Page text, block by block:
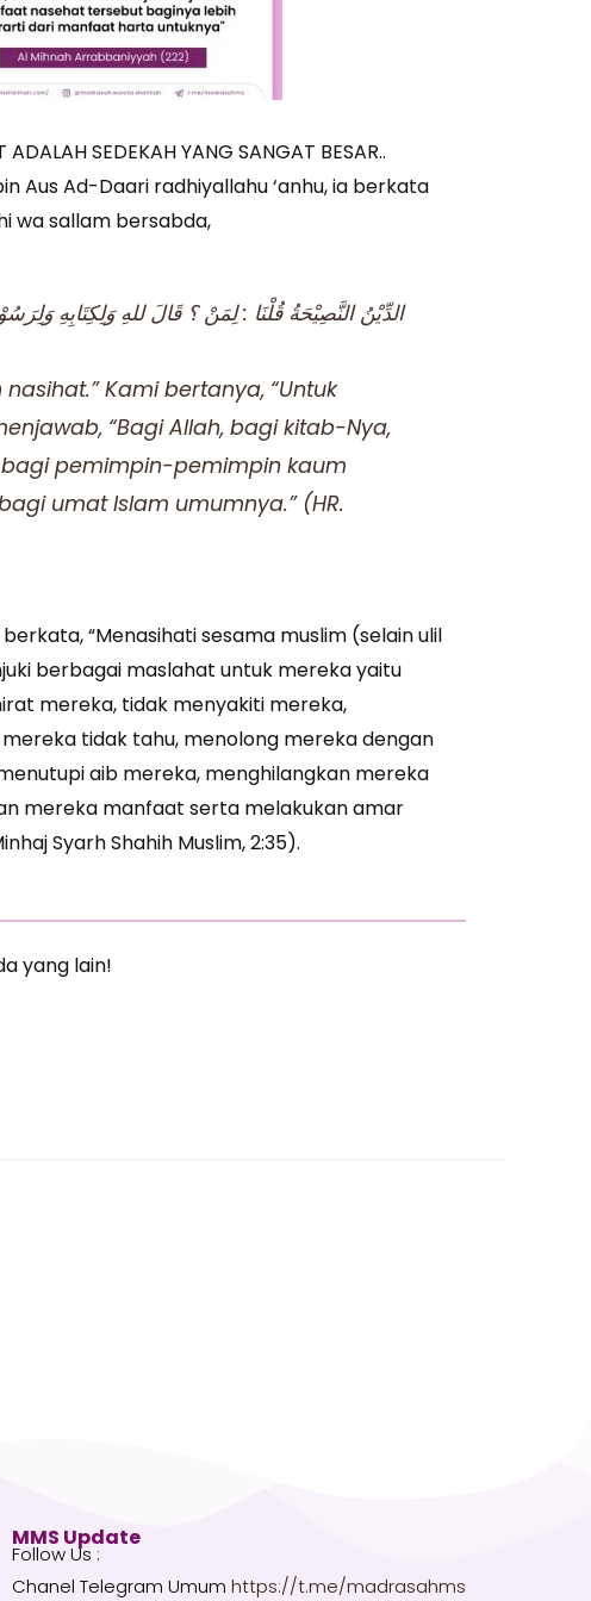
ADALAH SEDEKAH YANG SANGAT BESAR..
Aus Ad-Daari radhiyallahu ‘anhu, ia berkata
wa sallam bersabda,
الدِّيْنُ النَّصِيْحَةُ قُلْنَا : لِمَنْ ؟ قَالَ للهِ وَلِكِتَابِهِ
Kami bertanya, “Untuk
“Bagi Allah, bagi kitab-Nya,
pemimpin-pemimpin kaum
umat Islam umumnya.” (HR.
“Menasihati sesama muslim (selain ulil
berbagai maslahat untuk mereka yaitu
mereka, tidak menyakiti mereka,
tidak tahu, menolong mereka dengan
aib mereka, menghilangkan mereka
mereka manfaat serta melakukan amar
Syarh Shahih Muslim, 2:35).
yang lain!
MMS Update
Follow Us :
Chanel Telegram Umum https://t.me/madrasahms